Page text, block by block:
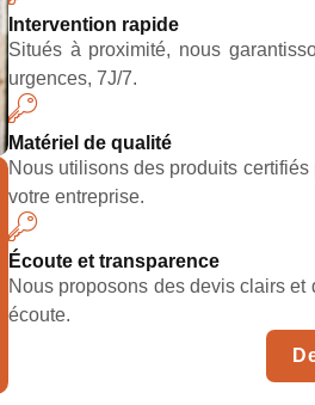
Intervention rapide
Situés à proximité, nous
urgences, 7J/7.
Matériel de qualité
Nous utilisons des produits
votre entreprise.
Écoute et transparence
Nous proposons des devis clairs
écoute.